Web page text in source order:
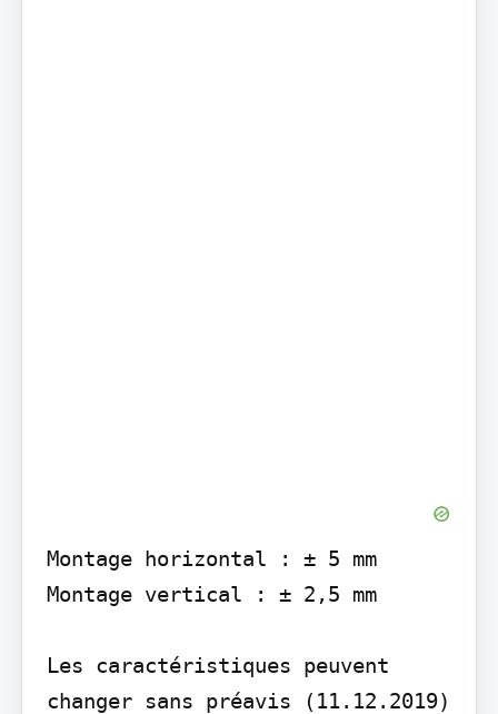
Montage horizontal : ± 5 mm
Montage vertical : ± 2,5 mm
Les caractéristiques peuvent
changer sans préavis (11.12.2019)